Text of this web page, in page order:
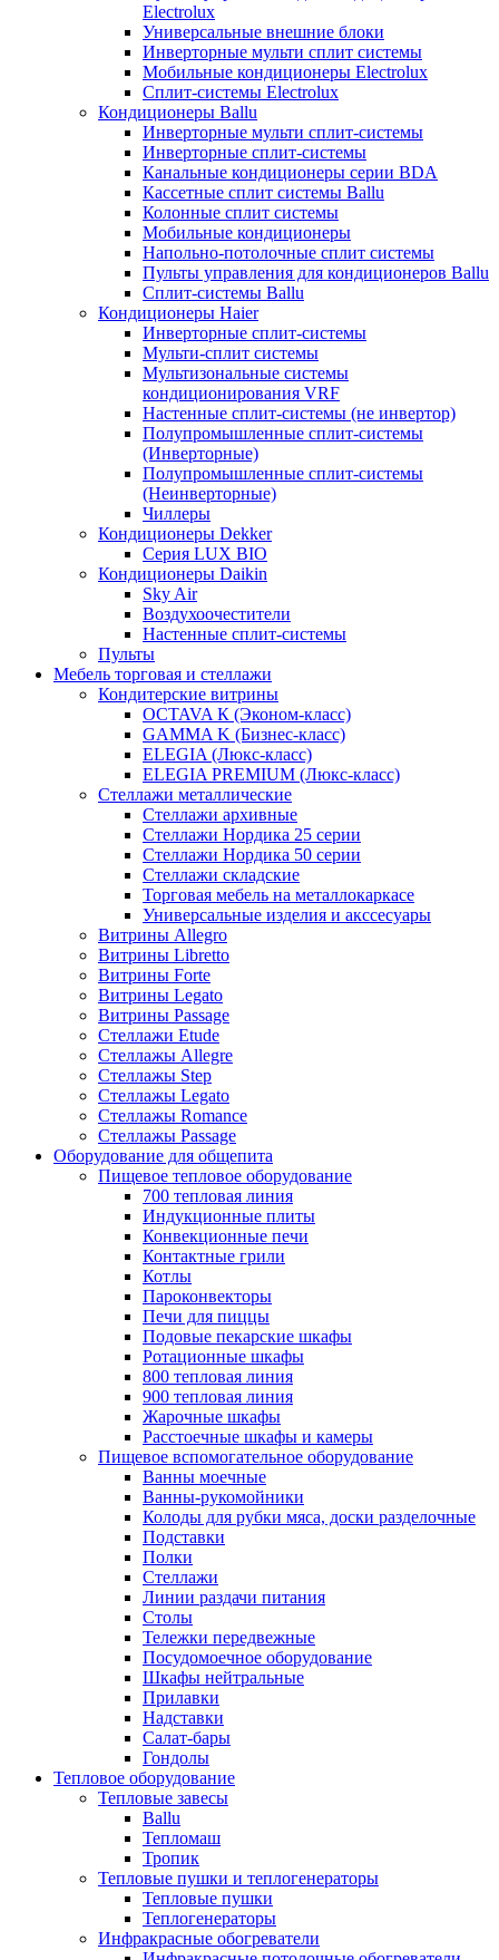
Electrolux
Универсальные внешние блоки
Инверторные мульти сплит системы
Мобильные кондиционеры Electrolux
Сплит-системы Electrolux
Кондиционеры Ballu
Инверторные мульти сплит-системы
Инверторные сплит-системы
Канальные кондиционеры серии BDA
Кассетные сплит системы Ballu
Колонные сплит системы
Мобильные кондиционеры
Напольно-потолочные сплит системы
Пульты управления для кондиционеров Ballu
Сплит-системы Ballu
Кондиционеры Haier
Инверторные сплит-системы
Мульти-сплит системы
Мультизональные системы
кондиционирования VRF
Настенные сплит-системы (не инвертор)
Полупромышленные сплит-системы
(Инверторные)
Полупромышленные сплит-системы
(Неинверторные)
Чиллеры
Кондиционеры Dekker
Серия LUX BIO
Кондиционеры Daikin
Sky Air
Воздухоочестители
Настенные сплит-системы
Пульты
Мебель торговая и стеллажи
Кондитерские витрины
OCTAVA К (Эконом-класс)
GAMMA K (Бизнес-класс)
ELEGIA (Люкс-класс)
ELEGIA PREMIUM (Люкс-класс)
Стеллажи металлические
Стеллажи архивные
Стеллажи Нордика 25 серии
Стеллажи Нордика 50 серии
Стеллажи складские
Торговая мебель на металлокаркасе
Универсальные изделия и акссесуары
Витрины Allegro
Витрины Libretto
Витрины Forte
Витрины Legato
Витрины Passage
Стеллажи Etude
Стеллажы Allegre
Стеллажы Step
Стеллажы Legato
Стеллажы Romance
Стеллажы Passage
Оборудование для общепита
Пищевое тепловое оборудование
700 тепловая линия
Индукционные плиты
Конвекционные печи
Контактные грили
Котлы
Пароконвекторы
Печи для пиццы
Подовые пекарские шкафы
Ротационные шкафы
800 тепловая линия
900 тепловая линия
Жарочные шкафы
Расстоечные шкафы и камеры
Пищевое вспомогательное оборудование
Ванны моечные
Ванны-рукомойники
Колоды для рубки мяса, доски разделочные
Подставки
Полки
Стеллажи
Линии раздачи питания
Столы
Тележки передвежные
Посудомоечное оборудование
Шкафы нейтральные
Прилавки
Надставки
Салат-бары
Гондолы
Тепловое оборудование
Тепловые завесы
Ballu
Тепломаш
Тропик
Тепловые пушки и теплогенераторы
Тепловые пушки
Теплогенераторы
Инфракрасные обогреватели